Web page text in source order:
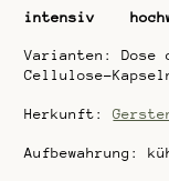
intensiv
Varianten: Dose
Cellulose-
Herkunft:
Aufbewahrung: